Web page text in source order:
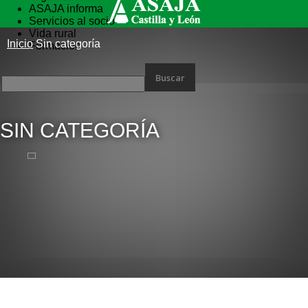
ASAJA informa
Servicios al socio
Vida rural
Formación
Inicio Sin categoría
SIN CATEGORÍA